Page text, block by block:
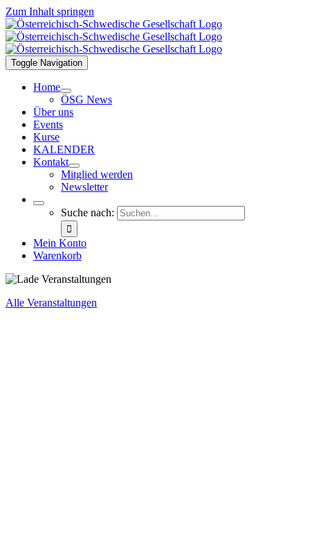
Zum Inhalt springen
Toggle Navigation
Home
ÖSG News
Über uns
Events
Kurse
KALENDER
Kontakt
Mitglied werden
Newsletter
Suche nach:
Mein Konto
Warenkorb
Alle Veranstaltungen